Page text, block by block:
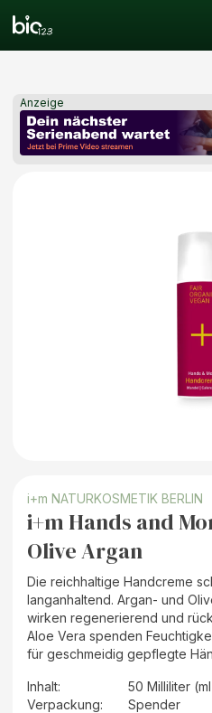
Anzeige
i+m NATURKOSMETIK BERLIN
i+m Hands and
Olive Argan
Die reichhaltige Handcreme
langanhaltend. Argan- und
wirken regenerierend und
Aloe Vera spenden
für geschmeidig gepflegte
Inhalt:
50 Milliliter
Verpackung:
Spender